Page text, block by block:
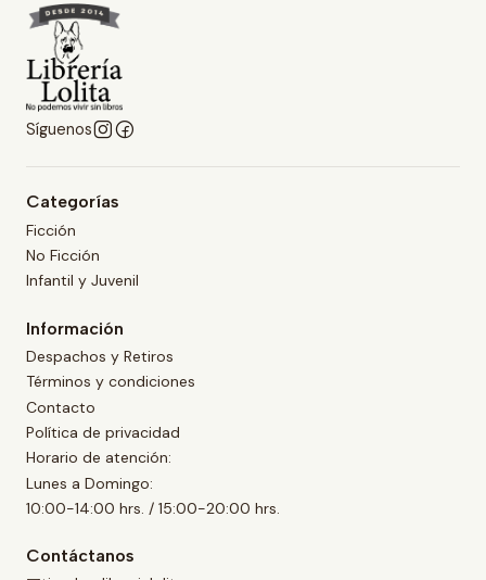
Síguenos
Categorías
Ficción
No Ficción
Infantil y Juvenil
Información
Despachos y Retiros
Términos y condiciones
Contacto
Política de privacidad
Horario de atención:
Lunes a Domingo:
10:00-14:00 hrs. / 15:00-20:00 hrs.
Contáctanos